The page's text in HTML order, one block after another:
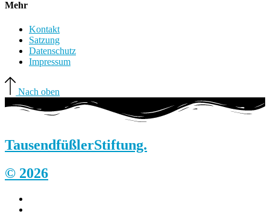
Mehr
Kontakt
Satzung
Datenschutz
Impressum
Nach oben
TausendfüßlerStiftung.
© 2026